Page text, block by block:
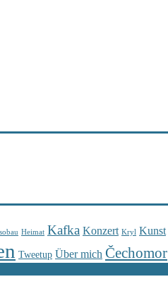
Heimat Kafka Konzert Kryl Kunst
Tweetup Über mich Čechomor